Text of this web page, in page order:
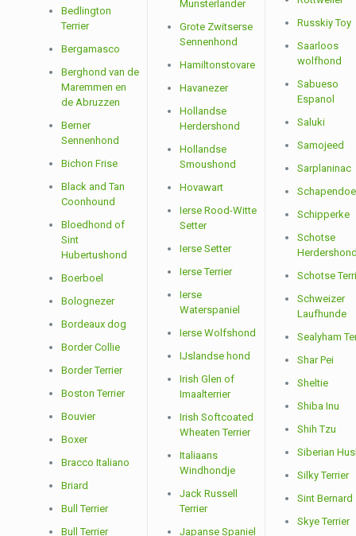
Bedlington
Terrier
Bergamasco
Berghond van de
Maremmen en
de Abruzzen
Berner
Sennenhond
Bichon Frise
Black and Tan
Coonhound
Bloedhond of
Sint
Hubertushond
Boerboel
Bolognezer
Bordeaux dog
Border Collie
Border Terrier
Boston Terrier
Bouvier
Boxer
Bracco Italiano
Briard
Bull Terrier
Bull Terrier
Munsterlander
Grote Zwitserse
Sennenhond
Hamiltonstovare
Havanezer
Hollandse
Herdershond
Hollandse
Smoushond
Hovawart
Ierse Rood-Witte
Setter
Ierse Setter
Ierse Terrier
Ierse
Waterspaniel
Ierse Wolfshond
IJslandse hond
Irish Glen of
Imaalterrier
Irish Softcoated
Wheaten Terrier
Italiaans
Windhondje
Jack Russell
Terrier
Japanse Spaniel
Russkiy Toy
Saarloos
wolfhond
Sabueso
Espanol
Saluki
Samojeed
Sarplaninac
Schipperke
Schotse
Schotse
Schweizer
Laufhunde
Sealyham
Shar Pei
Sheltie
Shiba Inu
Shih Tzu
Siberian
Silky Terrier
Sint Bernard
Skye Terrier